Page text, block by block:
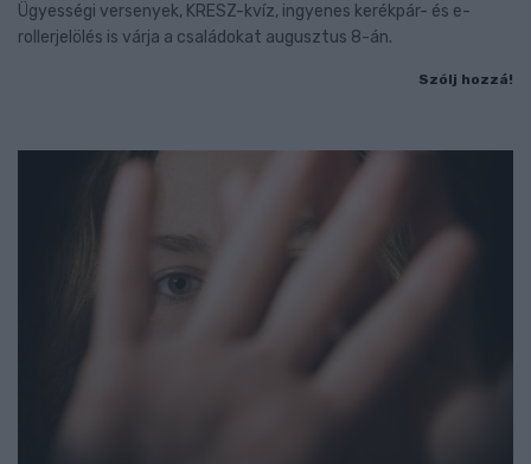
Ügyességi versenyek, KRESZ-kvíz, ingyenes kerékpár- és e-
rollerjelölés is várja a családokat augusztus 8-án.
Szólj hozzá!